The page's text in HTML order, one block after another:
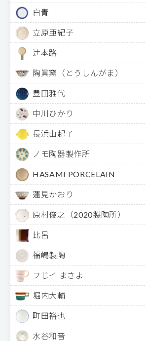
白青
立原亜紀子
辻本路
陶眞窯（とうしんがま）
豊田雅代
中川ひかり
長浜由起子
ノモ陶器製作所
HASAMI PORCELAIN
蓮見かおり
原村俊之（2020製陶所）
比呂
福嶋製陶
フじイ まさよ
堀内大輔
町田裕也
水谷和音